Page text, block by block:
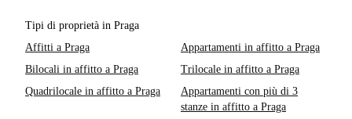
Tipi di proprietà in Praga
Affitti a Praga
Appartamenti in affitto a Praga
Bilocali in affitto a Praga
Trilocale in affitto a Praga
Quadrilocale in affitto a Praga
Appartamenti con più di 3
stanze in affitto a Praga